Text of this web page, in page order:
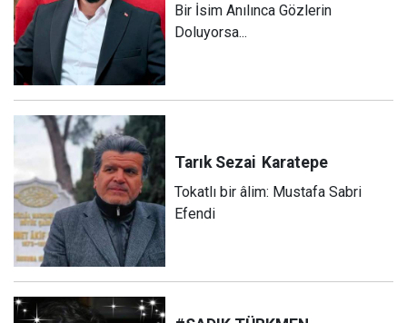
Bir İsim Anılınca Gözlerin
Doluyorsa...
Tarık Sezai Karatepe
Tokatlı bir âlim: Mustafa Sabri
Efendi